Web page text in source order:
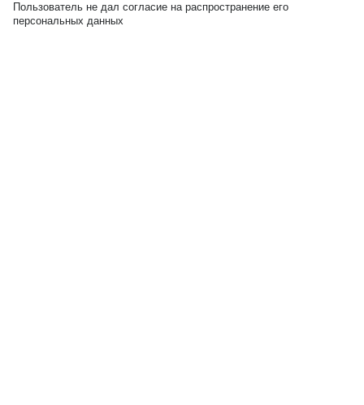
Пользователь не дал согласие на распространение его
персональных данных